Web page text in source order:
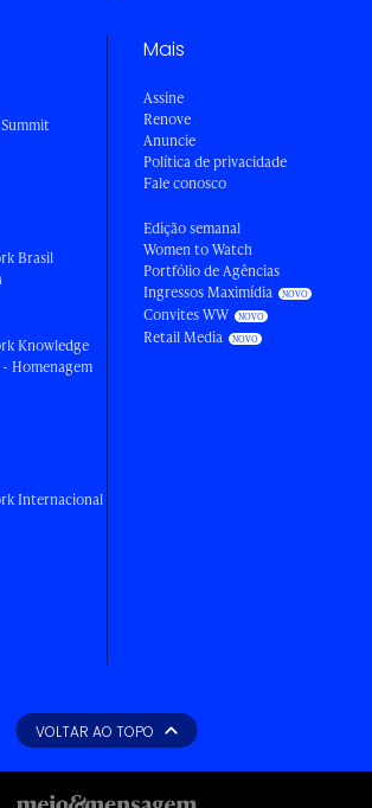
Brasil
Knowledge
Homenagem
Internacional
Mais
Assine
Renove
Anuncie
Política de privacidade
Fale conosco
Edição semanal
Women to Watch
Portfólio de Agências
Ingressos Maximídia
Convites WW
Retail Media
VOLTAR AO TOPO